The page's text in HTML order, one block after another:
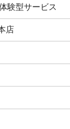
験型サービス
店